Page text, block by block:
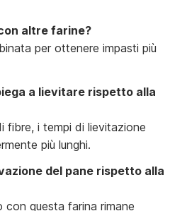
altre farine?
per ottenere impasti più
a lievitare rispetto alla
fibre, i tempi di lievitazione
più lunghi.
del pane rispetto alla
con questa farina rimane